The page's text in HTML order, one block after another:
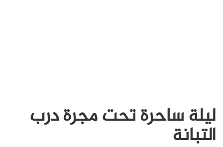
ليلة ساحرة تحت مجرة درب
التبانة